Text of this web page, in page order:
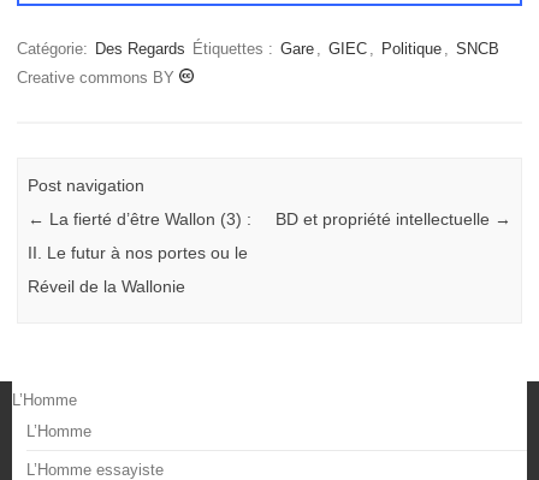
Catégorie: Des Regards Étiquettes : Gare , GIEC , Politique , SNCB
Creative commons BY
Post navigation
← La fierté d’être Wallon (3) :
II. Le futur à nos portes ou le
Réveil de la Wallonie
BD et propriété intellectuelle →
L’Homme
L’Homme
L’Homme essayiste